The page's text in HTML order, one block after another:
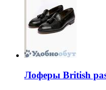
Лоферы British